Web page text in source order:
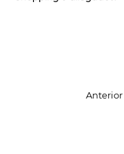
Anterior